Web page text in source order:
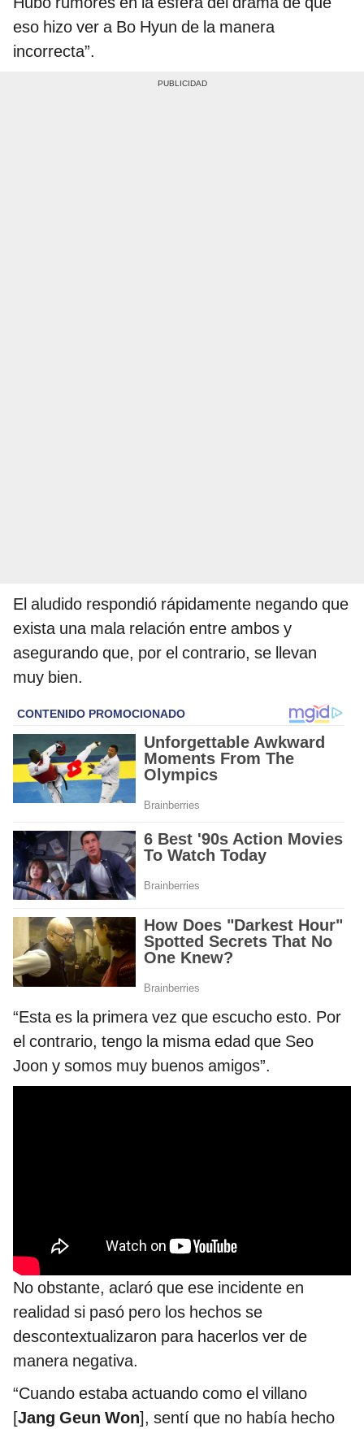
eso hizo ver a Bo Hyun de la manera
incorrecta”.
El aludido respondió rápidamente negando que
exista una mala relación entre ambos y
asegurando que, por el contrario, se llevan
muy bien.
“Esta es la primera vez que escucho esto. Por
el contrario, tengo la misma edad que Seo
Joon y somos muy buenos amigos”.
No obstante, aclaró que ese incidente en
realidad si pasó pero los hechos se
descontextualizaron para hacerlos ver de
manera negativa.
“Cuando estaba actuando como el villano
[Jang Geun Won], sentí que no había hecho